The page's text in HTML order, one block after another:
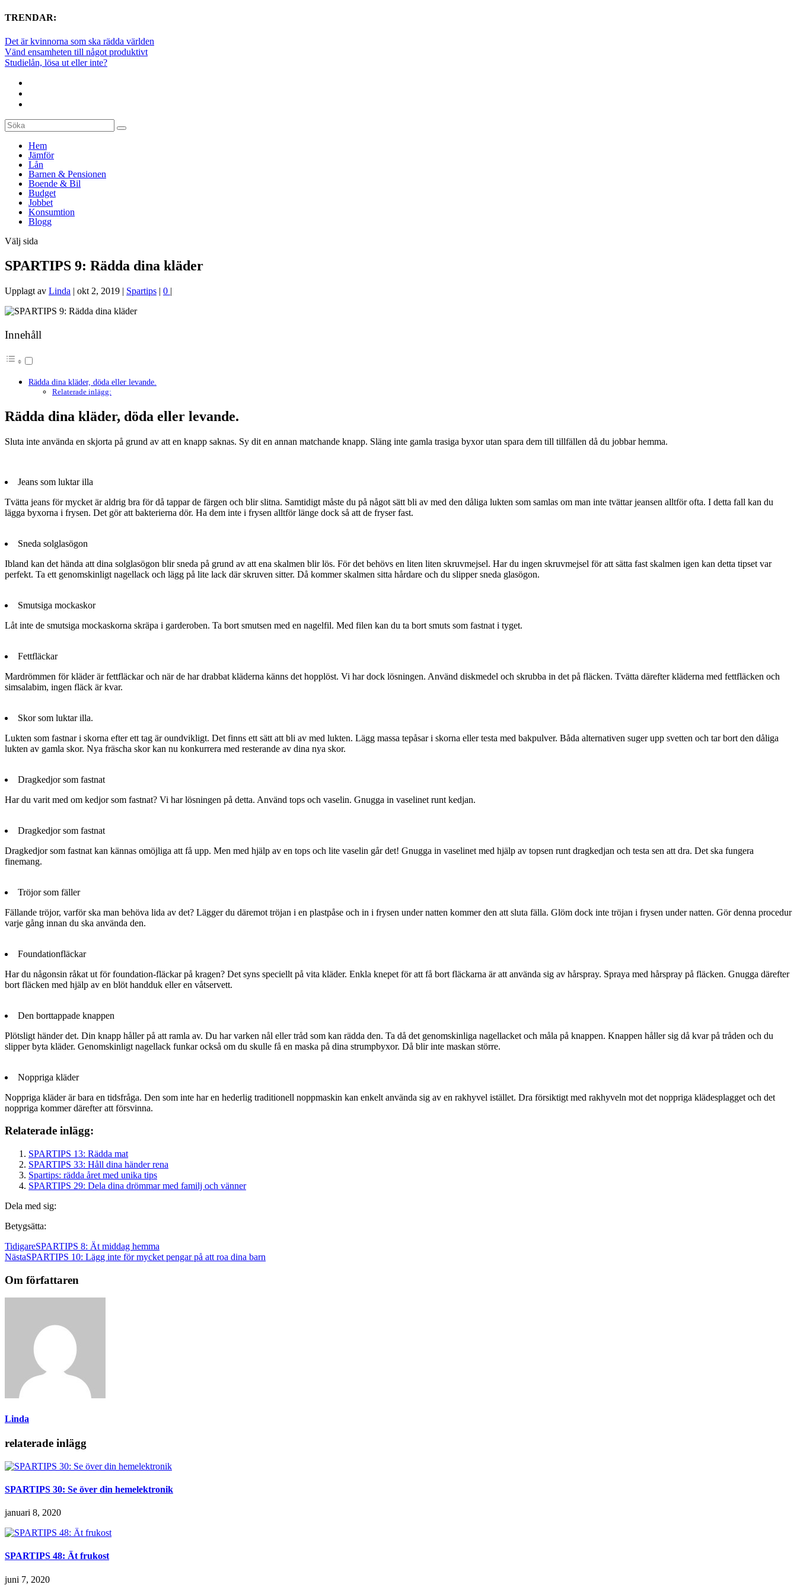
TRENDAR:
Det är kvinnorna som ska rädda världen
Vänd ensamheten till något produktivt
Studielån, lösa ut eller inte?
Hem
Jämför
Lån
Barnen & Pensionen
Boende & Bil
Budget
Jobbet
Konsumtion
Blogg
Välj sida
SPARTIPS 9: Rädda dina kläder
Upplagt av Linda | okt 2, 2019 | Spartips | 0 |
Innehåll
Rädda dina kläder, döda eller levande.
Relaterade inlägg:
Rädda dina kläder, döda eller levande.
Sluta inte använda en skjorta på grund av att en knapp saknas. Sy dit en annan matchande knapp. Släng inte gamla trasiga byxor utan spara dem till tillfällen då du jobbar hemma.
Jeans som luktar illa
Tvätta jeans för mycket är aldrig bra för då tappar de färgen och blir slitna. Samtidigt måste du på något sätt bli av med den dåliga lukten som samlas om man inte tvättar jeansen alltför ofta. I detta fall kan du
lägga byxorna i frysen. Det gör att bakterierna dör. Ha dem inte i frysen alltför länge dock så att de fryser fast.
Sneda solglasögon
Ibland kan det hända att dina solglasögon blir sneda på grund av att ena skalmen blir lös. För det behövs en liten liten skruvmejsel. Har du ingen skruvmejsel för att sätta fast skalmen igen kan detta tipset var
perfekt. Ta ett genomskinligt nagellack och lägg på lite lack där skruven sitter. Då kommer skalmen sitta hårdare och du slipper sneda glasögon.
Smutsiga mockaskor
Låt inte de smutsiga mockaskorna skräpa i garderoben. Ta bort smutsen med en nagelfil. Med filen kan du ta bort smuts som fastnat i tyget.
Fettfläckar
Mardrömmen för kläder är fettfläckar och när de har drabbat kläderna känns det hopplöst. Vi har dock lösningen. Använd diskmedel och skrubba in det på fläcken. Tvätta därefter kläderna med fettfläcken och
simsalabim, ingen fläck är kvar.
Skor som luktar illa.
Lukten som fastnar i skorna efter ett tag är oundvikligt. Det finns ett sätt att bli av med lukten. Lägg massa tepåsar i skorna eller testa med bakpulver. Båda alternativen suger upp svetten och tar bort den dåliga
lukten av gamla skor. Nya fräscha skor kan nu konkurrera med resterande av dina nya skor.
Dragkedjor som fastnat
Har du varit med om kedjor som fastnat? Vi har lösningen på detta. Använd tops och vaselin. Gnugga in vaselinet runt kedjan.
Dragkedjor som fastnat
Dragkedjor som fastnat kan kännas omöjliga att få upp. Men med hjälp av en tops och lite vaselin går det! Gnugga in vaselinet med hjälp av topsen runt dragkedjan och testa sen att dra. Det ska fungera
finemang.
Tröjor som fäller
Fällande tröjor, varför ska man behöva lida av det? Lägger du däremot tröjan i en plastpåse och in i frysen under natten kommer den att sluta fälla. Glöm dock inte tröjan i frysen under natten. Gör denna procedur
varje gång innan du ska använda den.
Foundationfläckar
Har du någonsin råkat ut för foundation-fläckar på kragen? Det syns speciellt på vita kläder. Enkla knepet för att få bort fläckarna är att använda sig av hårspray. Spraya med hårspray på fläcken. Gnugga därefter
bort fläcken med hjälp av en blöt handduk eller en våtservett.
Den borttappade knappen
Plötsligt händer det. Din knapp håller på att ramla av. Du har varken nål eller tråd som kan rädda den. Ta då det genomskinliga nagellacket och måla på knappen. Knappen håller sig då kvar på tråden och du
slipper byta kläder. Genomskinligt nagellack funkar också om du skulle få en maska på dina strumpbyxor. Då blir inte maskan större.
Noppriga kläder
Noppriga kläder är bara en tidsfråga. Den som inte har en hederlig traditionell noppmaskin kan enkelt använda sig av en rakhyvel istället. Dra försiktigt med rakhyveln mot det noppriga klädesplagget och det
noppriga kommer därefter att försvinna.
Relaterade inlägg:
SPARTIPS 13: Rädda mat
SPARTIPS 33: Håll dina händer rena
Spartips: rädda året med unika tips
SPARTIPS 29: Dela dina drömmar med familj och vänner
Dela med sig:
Betygsätta:
TidigareSPARTIPS 8: Ät middag hemma
NästaSPARTIPS 10: Lägg inte för mycket pengar på att roa dina barn
Om författaren
Linda
relaterade inlägg
SPARTIPS 30: Se över din hemelektronik
januari 8, 2020
SPARTIPS 48: Ät frukost
juni 7, 2020